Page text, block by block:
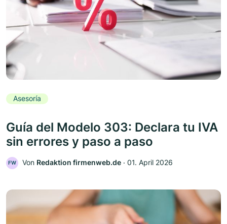
Asesoría
Guía del Modelo 303: Declara tu IVA
sin errores y paso a paso
FW Von Redaktion firmenweb.de ‧ 01. April 2026